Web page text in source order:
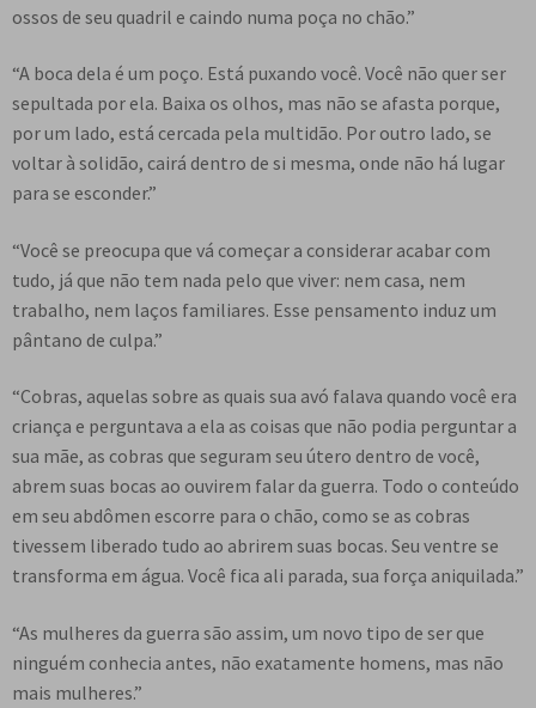
ossos de seu quadril e caindo numa poça no chão.”
“A boca dela é um poço. Está puxando você. Você não quer ser
sepultada por ela. Baixa os olhos, mas não se afasta porque,
por um lado, está cercada pela multidão. Por outro lado, se
voltar à solidão, cairá dentro de si mesma, onde não há lugar
para se esconder.”
“Você se preocupa que vá começar a considerar acabar com
tudo, já que não tem nada pelo que viver: nem casa, nem
trabalho, nem laços familiares. Esse pensamento induz um
pântano de culpa.”
“Cobras, aquelas sobre as quais sua avó falava quando você era
criança e perguntava a ela as coisas que não podia perguntar a
sua mãe, as cobras que seguram seu útero dentro de você,
abrem suas bocas ao ouvirem falar da guerra. Todo o conteúdo
em seu abdômen escorre para o chão, como se as cobras
tivessem liberado tudo ao abrirem suas bocas. Seu ventre se
transforma em água. Você fica ali parada, sua força aniquilada.”
“As mulheres da guerra são assim, um novo tipo de ser que
ninguém conhecia antes, não exatamente homens, mas não
mais mulheres.”